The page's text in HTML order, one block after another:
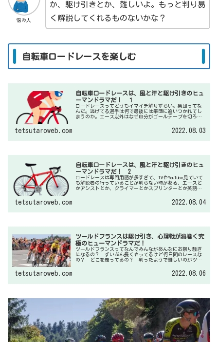
悩み人
か、駆け引きとか、難しいよ。もっと判り易
く解説してくれるものないかな？
自転車ロードレースを楽しむ
自転車ロードレースは、風と汗と駆け引きのヒュ
ーマンドラマだ！ １
ロードレースってどうもイマイチ解りずらい。集団ってな
んだ。逃げてる選手は何で最後には集団に追いつかれてし
まうのか。エース以外はなぜ自分がゴールテープを切ろう
tetsutaroweb.com 2022.08.03
自転車ロードレースは、風と汗と駆け引きのヒュ
ーマンドラマだ！ 2
ロードレースは専門用語が多すぎて、TVやYouTube見ていて
も解説者の行っていることが判らない時がある、エースと
かアシストとか、クライマーとかスプリンターとか英語も
tetsutaroweb.com 2022.08.04
ツールドフランスは駆け引き、心理戦が渦巻く究
極のヒューマンドラマだ！
ツールドフランスってなんでみんながあんなにお祭り騒ぎ
になるの？ ずいぶん長くやってるけど何日間のレースな
の？ どこを走ってるの？ 判ったようで難しいのがツー
ませんが、知れば知るほど面白いのがツールドフランスで
tetsutaroweb.com 2022.08.06